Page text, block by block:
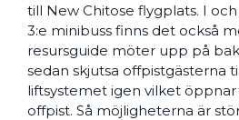
till New Chitose flygplats. I
3:e minibuss finns det också
resursguide möter upp på
sedan skjutsa offpistgästerna
liftsystemet igen vilket
offpist. Så möjligheterna är